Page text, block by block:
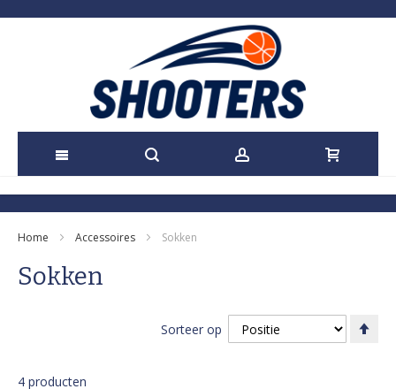
Ga
inhoud
Home Accessoires Sokken
Sokken
4 producten
Sorteer op